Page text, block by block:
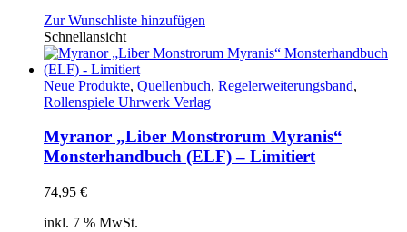
Zur Wunschliste hinzufügen
Schnellansicht
Neue Produkte, Quellenbuch, Regelerweiterungsband,
Rollenspiele Uhrwerk Verlag
Myranor „Liber Monstrorum Myranis“
Monsterhandbuch (ELF) – Limitiert
74,95 €
inkl. 7 % MwSt.